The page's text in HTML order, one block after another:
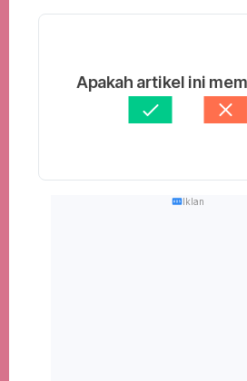
Apakah artikel ini
Iklan